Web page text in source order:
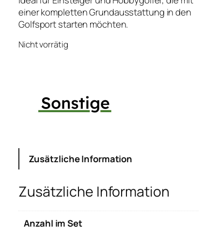
einer kompletten Grundausstattung in den
Golfsport starten möchten.
Nicht vorrätig
Zusätzliche Information
Zusätzliche Information
Anzahl im Set